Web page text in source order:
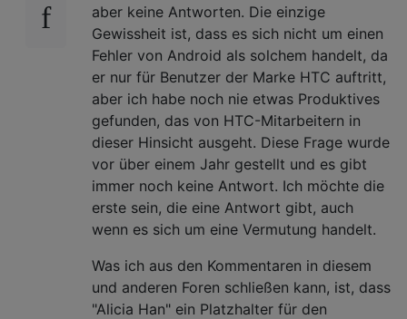
aber keine Antworten. Die einzige
Gewissheit ist, dass es sich nicht um einen
Fehler von Android als solchem ​​handelt, da
er nur für Benutzer der Marke HTC auftritt,
aber ich habe noch nie etwas Produktives
gefunden, das von HTC-Mitarbeitern in
dieser Hinsicht ausgeht. Diese Frage wurde
vor über einem Jahr gestellt und es gibt
immer noch keine Antwort. Ich möchte die
erste sein, die eine Antwort gibt, auch
wenn es sich um eine Vermutung handelt.
Was ich aus den Kommentaren in diesem
und anderen Foren schließen kann, ist, dass
"Alicia Han" ein Platzhalter für den